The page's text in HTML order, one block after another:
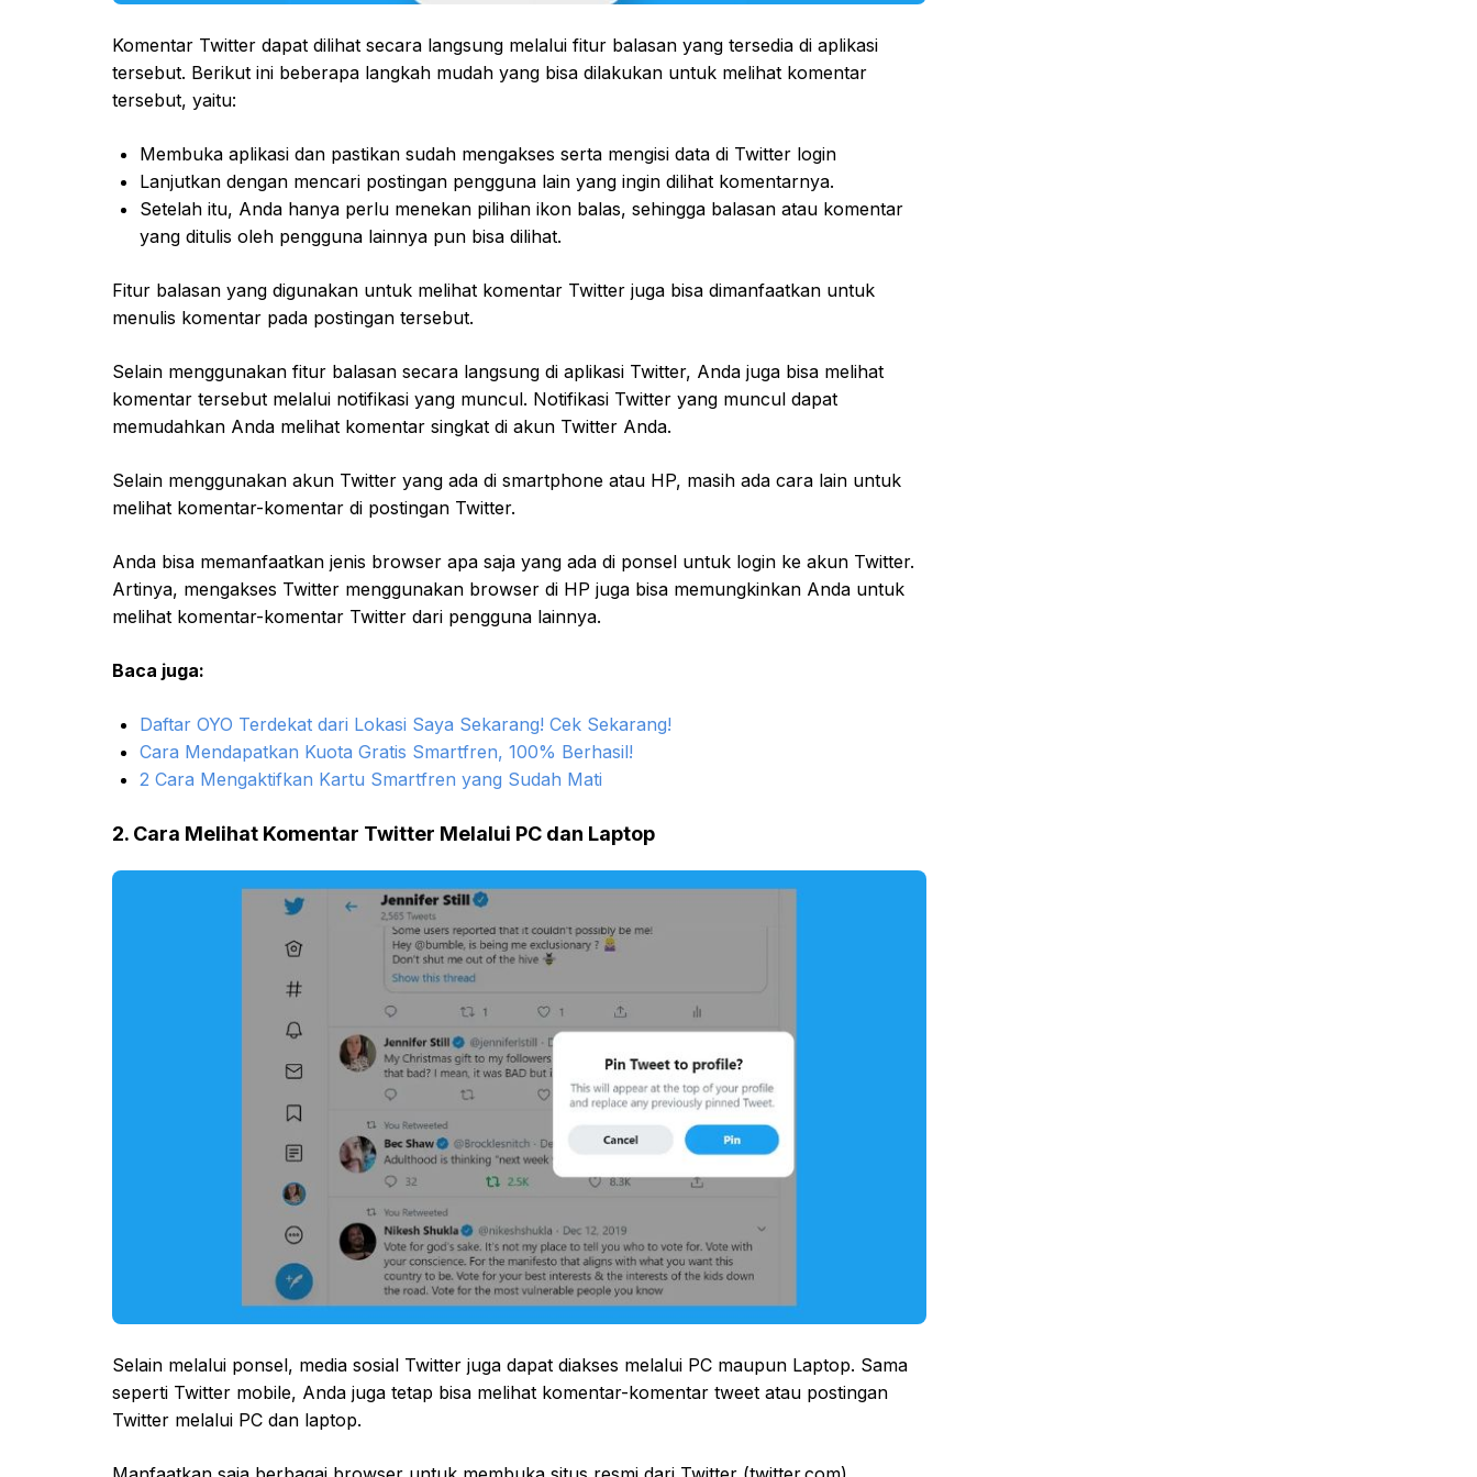
Komentar Twitter dapat dilihat secara langsung melalui fitur balasan yang tersedia di aplikasi
tersebut. Berikut ini beberapa langkah mudah yang bisa dilakukan untuk melihat komentar
tersebut, yaitu:
Membuka aplikasi dan pastikan sudah mengakses serta mengisi data di Twitter login
Lanjutkan dengan mencari postingan pengguna lain yang ingin dilihat komentarnya.
Setelah itu, Anda hanya perlu menekan pilihan ikon balas, sehingga balasan atau komentar
yang ditulis oleh pengguna lainnya pun bisa dilihat.
Fitur balasan yang digunakan untuk melihat komentar Twitter juga bisa dimanfaatkan untuk
menulis komentar pada postingan tersebut.
Selain menggunakan fitur balasan secara langsung di aplikasi Twitter, Anda juga bisa melihat
komentar tersebut melalui notifikasi yang muncul. Notifikasi Twitter yang muncul dapat
memudahkan Anda melihat komentar singkat di akun Twitter Anda.
Selain menggunakan akun Twitter yang ada di smartphone atau HP, masih ada cara lain untuk
melihat komentar-komentar di postingan Twitter.
Anda bisa memanfaatkan jenis browser apa saja yang ada di ponsel untuk login ke akun Twitter.
Artinya, mengakses Twitter menggunakan browser di HP juga bisa memungkinkan Anda untuk
melihat komentar-komentar Twitter dari pengguna lainnya.
Baca juga:
Daftar OYO Terdekat dari Lokasi Saya Sekarang! Cek Sekarang!
Cara Mendapatkan Kuota Gratis Smartfren, 100% Berhasil!
2 Cara Mengaktifkan Kartu Smartfren yang Sudah Mati
2. Cara Melihat Komentar Twitter Melalui PC dan Laptop
Selain melalui ponsel, media sosial Twitter juga dapat diakses melalui PC maupun Laptop. Sama
seperti Twitter mobile, Anda juga tetap bisa melihat komentar-komentar tweet atau postingan
Twitter melalui PC dan laptop.